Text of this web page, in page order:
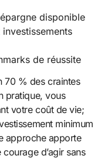
disponible
de réussite
70 % des craintes
pratique, vous
votre coût de vie;
minimum
approche apporte
d’agir sans